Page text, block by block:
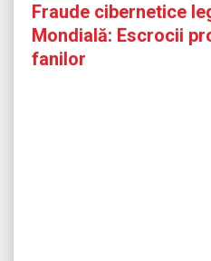
Fraude cibernetice
Mondială: Escrocii
fanilor